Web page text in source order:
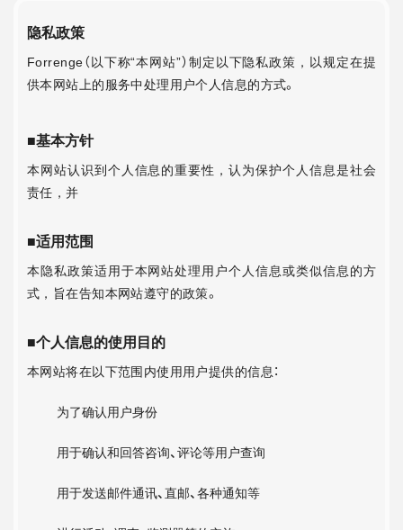
隐私政策
Forrenge（以下称“本网站”）制定以下隐私政策，以规定在提
供本网站上的服务中处理用户个人信息的方式。
■基本方针
本网站认识到个人信息的重要性，认为保护个人信息是社会
责任，并
■适用范围
本隐私政策适用于本网站处理用户个人信息或类似信息的方
式，旨在告知本网站遵守的政策。
■个人信息的使用目的
本网站将在以下范围内使用用户提供的信息：
为了确认用户身份
用于确认和回答咨询、评论等用户查询
用于发送邮件通讯、直邮、各种通知等